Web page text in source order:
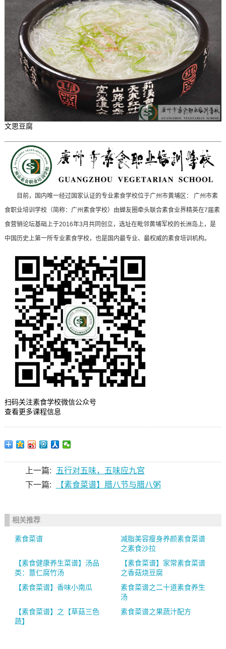
文思豆腐
目前，国内唯一经过国家认证的专业素食学校位于广州市黄埔区： 广州市素
食职业培训学校（简称：广州素食学校）由蝉友圈牵头联合素食业界精英在7届素
食营销论坛基础上于2016年3月共同创立，选址在毗邻黄埔军校的长洲岛上，是
中国历史上第一所专业素食学校，也是国内最专业、最权威的素食培训机构。
扫码关注素食学校微信公众号
查看更多课程信息
上一篇:
五行对五味，五味应九宫
下一篇:
【素食菜谱】腊八节与腊八粥
相关推荐
素食菜谱
减脂美容瘦身养颜素食菜谱
之素食沙拉
【素食健康养生菜谱】汤品
类：薏仁腐竹汤
【素食菜谱】家常素食菜谱
之香菇烧豆腐
【素食菜谱】香味小南瓜
素食菜谱之二十道素食养生
汤
【素食菜谱】之【草菇三色
蔬】
素食菜谱之果蔬汁配方